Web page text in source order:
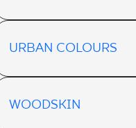
URBAN COLOURS
WOODSKIN